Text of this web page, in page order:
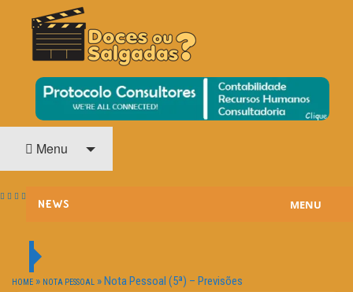
DOCES OU SALGADAS?
O Cinema? Uma Paixão!!
Menu
NEWS MENU
HOME » NOTA PESSOAL »Nota Pessoal (5ª) – Previsões